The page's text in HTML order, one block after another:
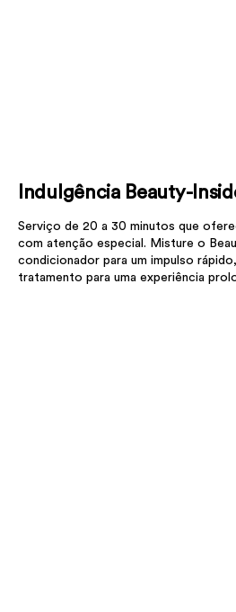
Indulgência Beauty-
Serviço de 20 a 30 minutos que
com atenção especial. Misture o
condicionador para um impulso
tratamento para uma experiência